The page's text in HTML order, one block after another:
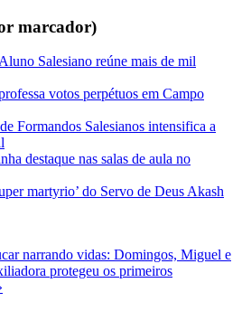
marcador)
Salesiano reúne mais de mil
votos perpétuos em Campo
Formandos Salesianos intensifica a
destaque nas salas de aula no
martyrio’ do Servo de Deus Akash
narrando vidas: Domingos, Miguel e
protegeu os primeiros